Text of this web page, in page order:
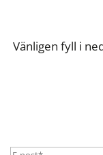
Vänligen fyll i